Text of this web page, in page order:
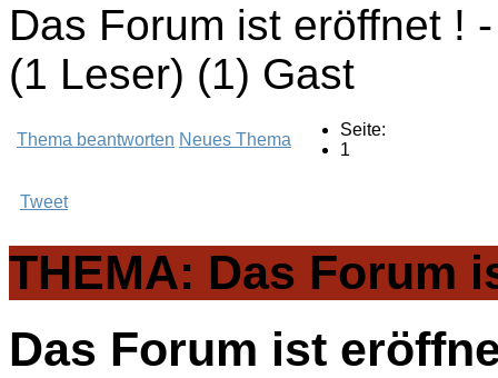
Das Forum ist eröffnet !
(1 Leser) (1) Gast
Thema beantworten Neues Thema
Seite:
1
Tweet
THEMA: Das Forum
Das Forum ist